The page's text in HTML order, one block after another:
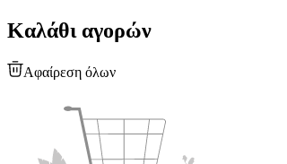
Καλάθι αγορών
Αφαίρεση όλων